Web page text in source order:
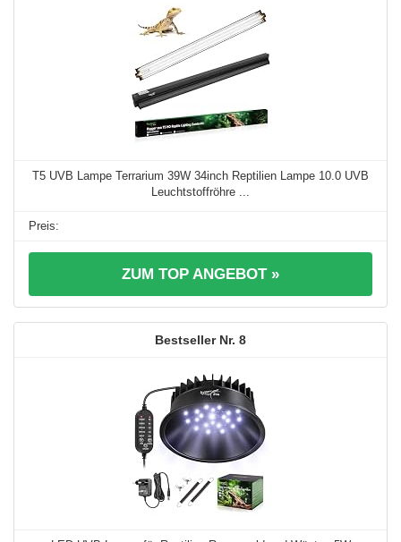
T5 UVB Lampe Terrarium 39W 34inch Reptilien Lampe 10.0 UVB
Leuchtstoffröhre ...
ZUM TOP ANGEBOT »
8